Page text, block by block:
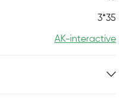
3*35
AK-interactive